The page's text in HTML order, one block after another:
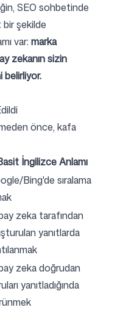
SEO sohbetinde
şekilde
var: marka
zekanın sizin
belirliyor.
önce, kafa
İngilizce Anlamı
Bing'de sıralama
zeka tarafından
yanıtlarda
zeka doğrudan
yanıtladığında